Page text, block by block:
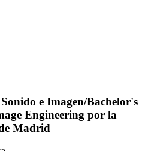
e Imagen/Bachelor's
Engineering por la
Madrid